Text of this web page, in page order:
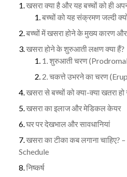
खसरा क्या है और यह बच्चों को ही
बच्चों को यह संक्रमण जल्दी
बच्चों में खसरा होने के मुख्य कारण
खसरा होने के शुरुआती लक्षण क्या हैं?
1. शुरुआती चरण
2. चकत्ते उभरने का चरण
खसरा से बच्चों को क्या-क्या खतरा
खसरा का इलाज और मेडिकल केयर
घर पर देखभाल और सावधानियां
खसरा का टीका कब लगाना
Schedule
निष्कर्ष